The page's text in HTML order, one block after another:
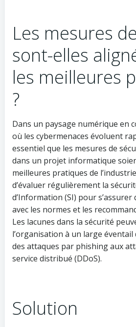
Les mesures
sont-elles
les meilleures
?
Dans un paysage numérique en
où les cybermenaces évoluent
essentiel que les mesures de
dans un projet informatique
meilleures pratiques de
d’évaluer régulièrement la
d’Information (SI) pour s’assurer
avec les normes et les
Les lacunes dans la sécurité
l’organisation à un large éventail
des attaques par phishing aux
service distribué (DDoS).
Solution